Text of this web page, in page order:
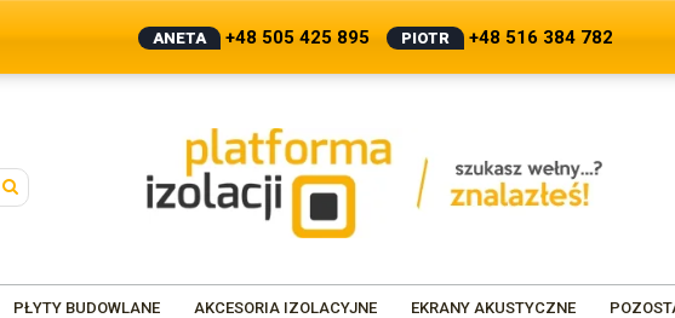
ANETA +48 505 425 895 PIOTR +48 516 384 782
PŁYTY BUDOWLANE AKCESORIA IZOLACYJNE EKRANY AKUSTYCZNE